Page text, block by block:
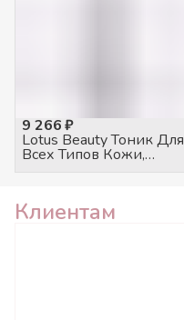
9 266 ₽
Lotus Beauty Тоник Для
Всех Типов Кожи,
Клиентам